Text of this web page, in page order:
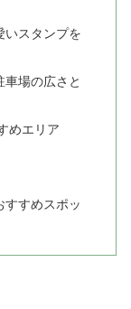
いスタンプを
場の広さと
めエリア
すすめスポッ